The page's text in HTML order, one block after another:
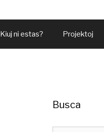
Kiuj ni estas? Projektoj
Busca